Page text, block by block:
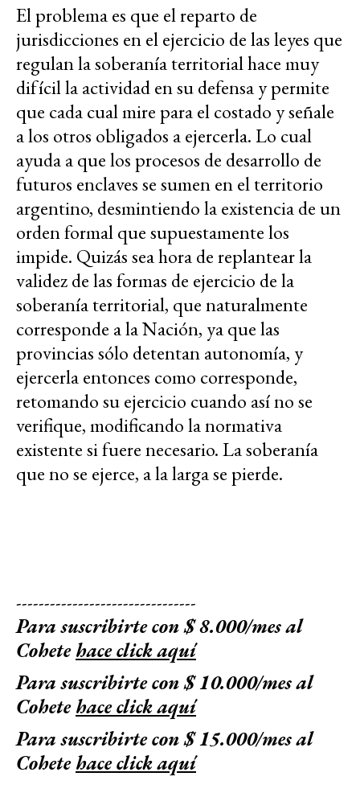
El problema es que el reparto de
jurisdicciones en el ejercicio de las leyes que
regulan la soberanía territorial hace muy
difícil la actividad en su defensa y permite
que cada cual mire para el costado y señale
a los otros obligados a ejercerla. Lo cual
ayuda a que los procesos de desarrollo de
futuros enclaves se sumen en el territorio
argentino, desmintiendo la existencia de un
orden formal que supuestamente los
impide. Quizás sea hora de replantear la
validez de las formas de ejercicio de la
soberanía territorial, que naturalmente
corresponde a la Nación, ya que las
provincias sólo detentan autonomía, y
ejercerla entonces como corresponde,
retomando su ejercicio cuando así no se
verifique, modificando la normativa
existente si fuere necesario. La soberanía
que no se ejerce, a la larga se pierde.
--------------------------------
Para suscribirte con $ 8.000/mes al
Cohetehace click aquí
Para suscribirte con $ 10.000/mes al
Cohetehace click aquí
Para suscribirte con $ 15.000/mes al
Cohetehace click aquí